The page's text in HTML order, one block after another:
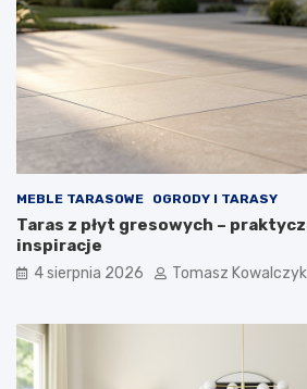
MEBLE TARASOWE OGRODY I TARASY
Taras z płyt gresowych –
inspiracje
4 sierpnia 2026 Tomasz Kowalczyk